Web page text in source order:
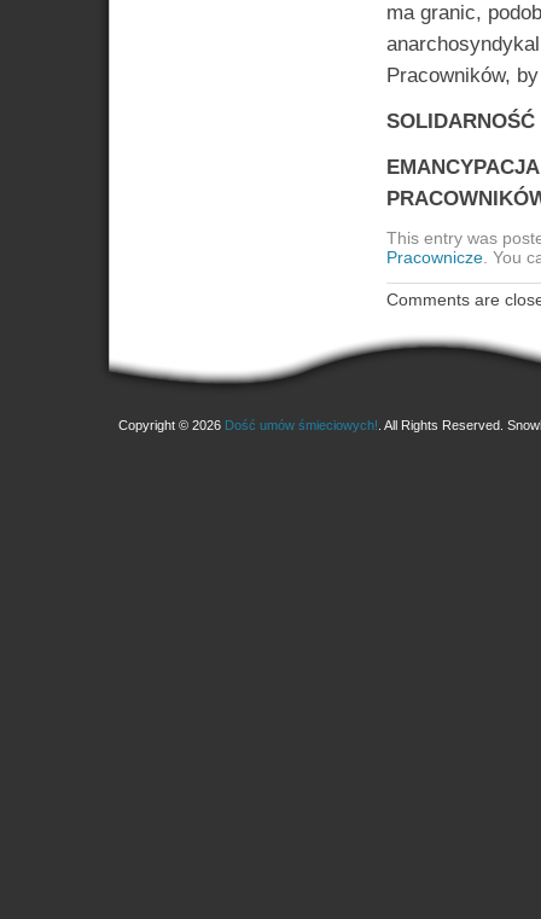
ma granic,
Pracowników,
This entry was
Pracownicze. You
Comments are
Copyright © 2026 Dość umów śmieciowych! . All Rights Reserved.